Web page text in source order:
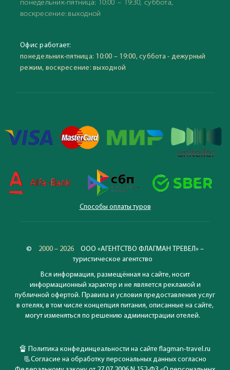
понедельник-пятница: 10:00 – 19:30, суббота,
воскресение: выходной
Офис работает:
понедельник-пятница: 10:00 – 19:00, суббота - дежурный
режим, воскресение: выходной
Способы оплаты туров
© 2000 – 2026
ООО «АГЕНТСТВО ФЛАГМАН ТРЕВЕЛ» –
туристическое агентство
Вся информация, размещённая на сайте, носит
информационный характер и не является рекламой и
публичной офертой. Правила и условия предоставления услуг
в отелях, в том числе концепция питания, описанные на сайте,
могут изменяться по решению администрации отелей.
🔏 Политика конфединцеальности на сайте flagman-travel.ru
📃Согласие на обработку персональных данных согласно